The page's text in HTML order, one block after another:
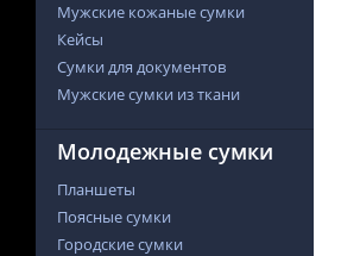
Мужские кожаные сумки
Кейсы
Сумки для документов
Мужские сумки из ткани
Молодежные сумки
Планшеты
Поясные сумки
Городские сумки